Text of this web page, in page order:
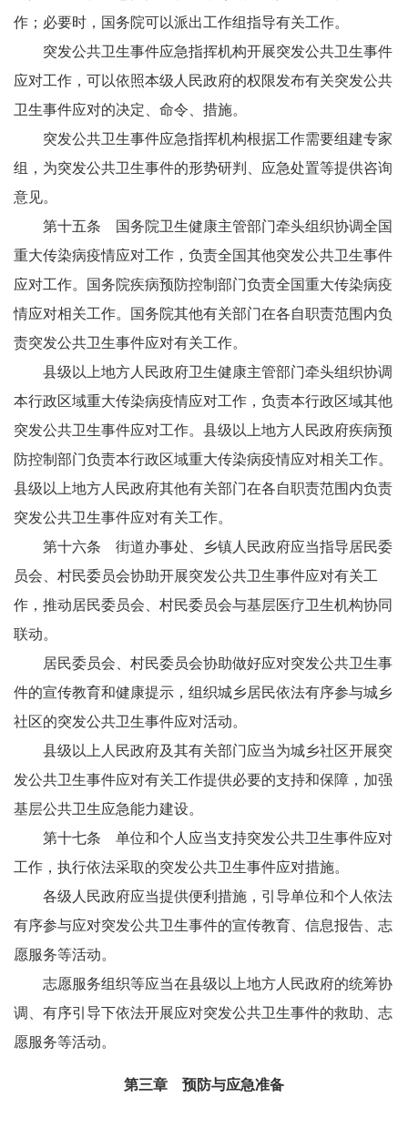
作；必要时，国务院可以派出工作组指导有关工作。
突发公共卫生事件应急指挥机构开展突发公共卫生事件
应对工作，可以依照本级人民政府的权限发布有关突发公共
卫生事件应对的决定、命令、措施。
突发公共卫生事件应急指挥机构根据工作需要组建专家
组，为突发公共卫生事件的形势研判、应急处置等提供咨询
意见。
第十五条 国务院卫生健康主管部门牵头组织协调全国
重大传染病疫情应对工作，负责全国其他突发公共卫生事件
应对工作。国务院疾病预防控制部门负责全国重大传染病疫
情应对相关工作。国务院其他有关部门在各自职责范围内负
责突发公共卫生事件应对有关工作。
县级以上地方人民政府卫生健康主管部门牵头组织协调
本行政区域重大传染病疫情应对工作，负责本行政区域其他
突发公共卫生事件应对工作。县级以上地方人民政府疾病预
防控制部门负责本行政区域重大传染病疫情应对相关工作。
县级以上地方人民政府其他有关部门在各自职责范围内负责
突发公共卫生事件应对有关工作。
第十六条 街道办事处、乡镇人民政府应当指导居民委
员会、村民委员会协助开展突发公共卫生事件应对有关工
作，推动居民委员会、村民委员会与基层医疗卫生机构协同
联动。
居民委员会、村民委员会协助做好应对突发公共卫生事
件的宣传教育和健康提示，组织城乡居民依法有序参与城乡
社区的突发公共卫生事件应对活动。
县级以上人民政府及其有关部门应当为城乡社区开展突
发公共卫生事件应对有关工作提供必要的支持和保障，加强
基层公共卫生应急能力建设。
第十七条 单位和个人应当支持突发公共卫生事件应对
工作，执行依法采取的突发公共卫生事件应对措施。
各级人民政府应当提供便利措施，引导单位和个人依法
有序参与应对突发公共卫生事件的宣传教育、信息报告、志
愿服务等活动。
志愿服务组织等应当在县级以上地方人民政府的统筹协
调、有序引导下依法开展应对突发公共卫生事件的救助、志
愿服务等活动。
第三章 预防与应急准备